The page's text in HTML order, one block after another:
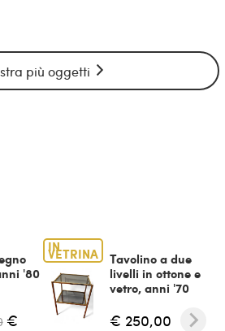
più oggetti
'80
€
IN
VETRINA
Tavolino a due
livelli in ottone e
vetro, anni '70
€ 250,00